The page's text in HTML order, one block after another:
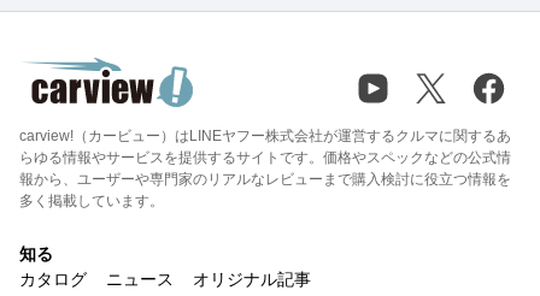
carview!（カービュー）はLINEヤフー株式会社が運営するクルマに関するあ
らゆる情報やサービスを提供するサイトです。価格やスペックなどの公式情
報から、ユーザーや専門家のリアルなレビューまで購入検討に役立つ情報を
多く掲載しています。
知る
カタログ
ニュース オリジナル記事